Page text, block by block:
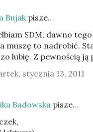
Bujakpisze…
SDM, dawno tego
muszę to nadrobić.
lubię. Z pewnością ją
stycznia 13, 2011
Badowska pisze…